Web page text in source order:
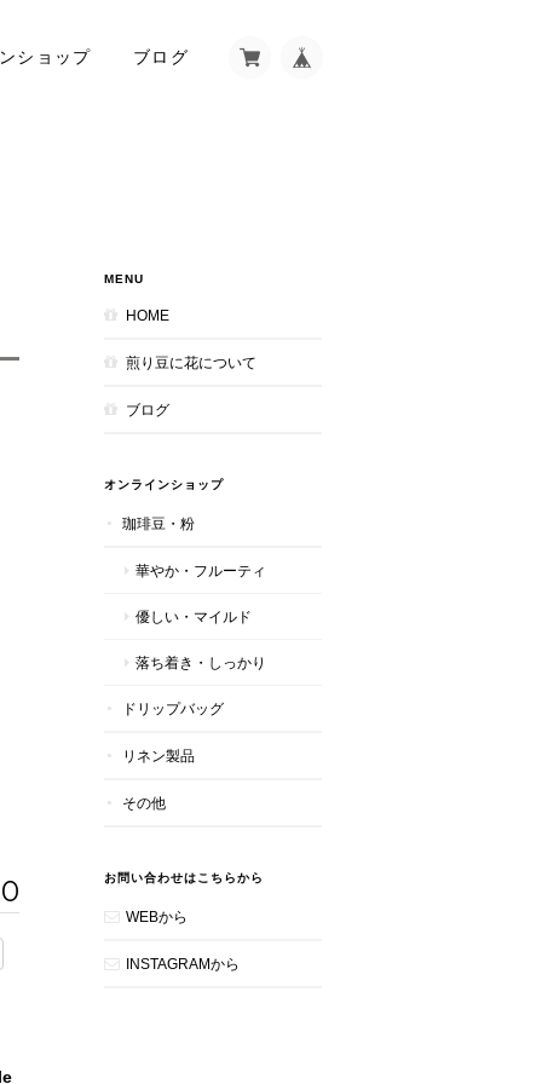
ショップ ブログ
MENU
HOME
煎り豆に花について
ブログ
オンラインショップ
珈琲豆・粉
華やか・フルーティ
優しい・マイルド
落ち着き・しっかり
ドリップバッグ
リネン製品
その他
お問い合わせはこちらから
WEBから
INSTAGRAMから